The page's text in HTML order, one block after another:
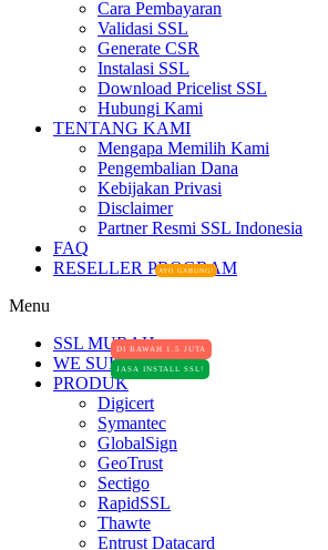
Cara Pembayaran
Validasi SSL
Generate CSR
Instalasi SSL
Download Pricelist SSL
Hubungi Kami
TENTANG KAMI
Mengapa Memilih Kami
Pengembalian Dana
Kebijakan Privasi
Disclaimer
Partner Resmi SSL Indonesia
FAQ
AYO GABUNG!
RESELLER PROGRAM
Menu
DI BAWAH 1.5 JUTA
SSL MURAH
JASA INSTALL SSL!
WE SUPPORT
PRODUK
Digicert
Symantec
GlobalSign
GeoTrust
Sectigo
RapidSSL
Thawte
Entrust Datacard